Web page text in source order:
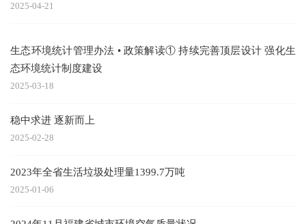
2025-04-21
生态环境统计管理办法 • 政策解读① 持续完善顶层设计 强化生
态环境统计制度建设
2025-03-18
稳中求进 逐新而上
2025-02-28
2023年全省生活垃圾处理量1399.7万吨
2025-01-06